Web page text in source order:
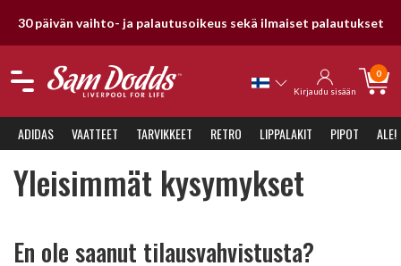
30 päivän vaihto- ja palautusoikeus sekä ilmaiset palautukset
Kirjaudu sisään
0
ADIDAS VAATTEET TARVIKKEET RETRO LIPPALAKIT PIPOT ALE!
Yleisimmät kysymykset
En ole saanut tilausvahvistusta?